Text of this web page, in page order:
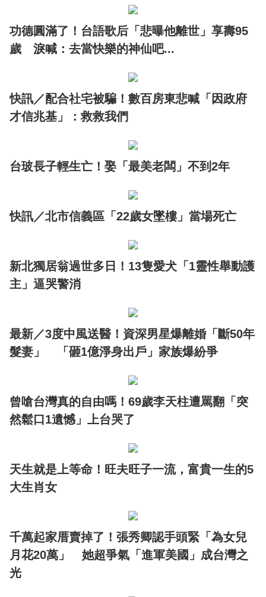
功德圓滿了！台語歌后「悲曝他離世」享壽95
歲 淚喊：去當快樂的神仙吧...
快訊／配合社宅被騙！數百房東悲喊「因政府
才信兆基」：救救我們
台玻長子輕生亡！娶「最美老闆」不到2年
快訊／北市信義區「22歲女墜樓」當場死亡
新北獨居翁過世多日！13隻愛犬「1靈性舉動護
主」逼哭警消
最新／3度中風送醫！資深男星爆離婚「斷50年
髮妻」 「砸1億淨身出戶」家族爆紛爭
曾嗆台灣真的自由嗎！69歲李天柱遭罵翻「突
然鬆口1遺憾」上台哭了
天生就是上等命！旺夫旺子一流，富貴一生的5
大生肖女
千萬起家厝賣掉了！張秀卿認手頭緊「為女兒
月花20萬」 她超爭氣「進軍美國」成台灣之
光